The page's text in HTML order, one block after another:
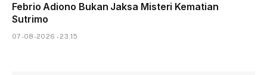
Febrio Adiono Bukan Jaksa Misteri Kematian
Sutrimo
07-08-2026 - 23.15